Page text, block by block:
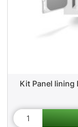
Kit Panel lining